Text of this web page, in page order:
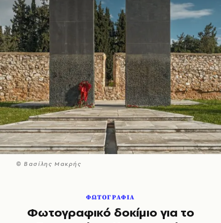
© Βασίλης Μακρής
ΦΩΤΟΓΡΑΦΙΑ
Φωτογραφικό δοκίμιο για το